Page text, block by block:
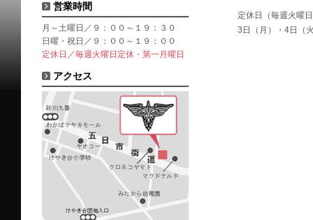
定休日（毎週火曜
3日（月）・4日（
営業時間
月～土曜日／９：００～１９：３０
日曜・祝日／９：００～１９：００
定休日／毎週火曜日定休・第一月曜日
アクセス